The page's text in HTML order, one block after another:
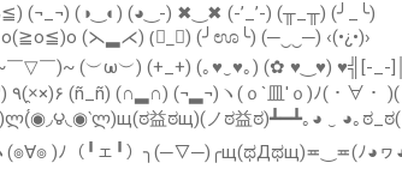
(◑‿◐) (◕‿-) ✖‿✖ (-’_’-) (╥_╥) (╯_╰)
(⋋▂⋌) (॓_॔) (╯ಊ╰) (─‿‿─) ‹(•¿•)›
▽￣)~ (︶ω︶) (+_+) (｡♥‿♥｡) (✿ ♥‿♥) ♥╣[-_-
益ಠщ)(ノಠ益ಠ)┻━┻｡◕ ‿ ◕｡ಠ_ಠ(